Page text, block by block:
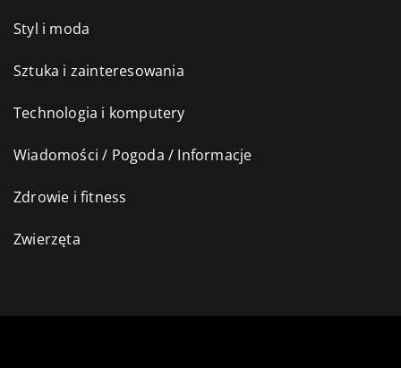
Styl i moda
Sztuka i zainteresowania
Technologia i komputery
Wiadomości / Pogoda / Informacje
Zdrowie i fitness
Zwierzęta